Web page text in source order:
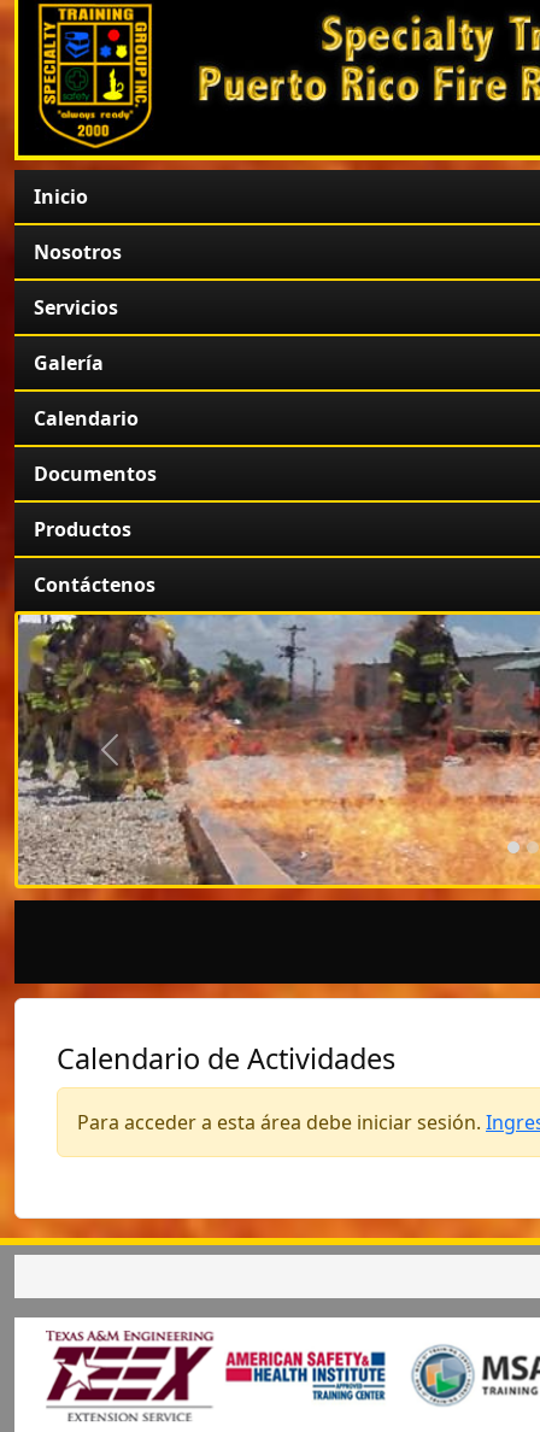
Inicio
Nosotros
Servicios
Galería
Calendario
Documentos
Productos
Contáctenos
Anterior
Calendario de Actividades
Para acceder a esta área debe iniciar sesión.